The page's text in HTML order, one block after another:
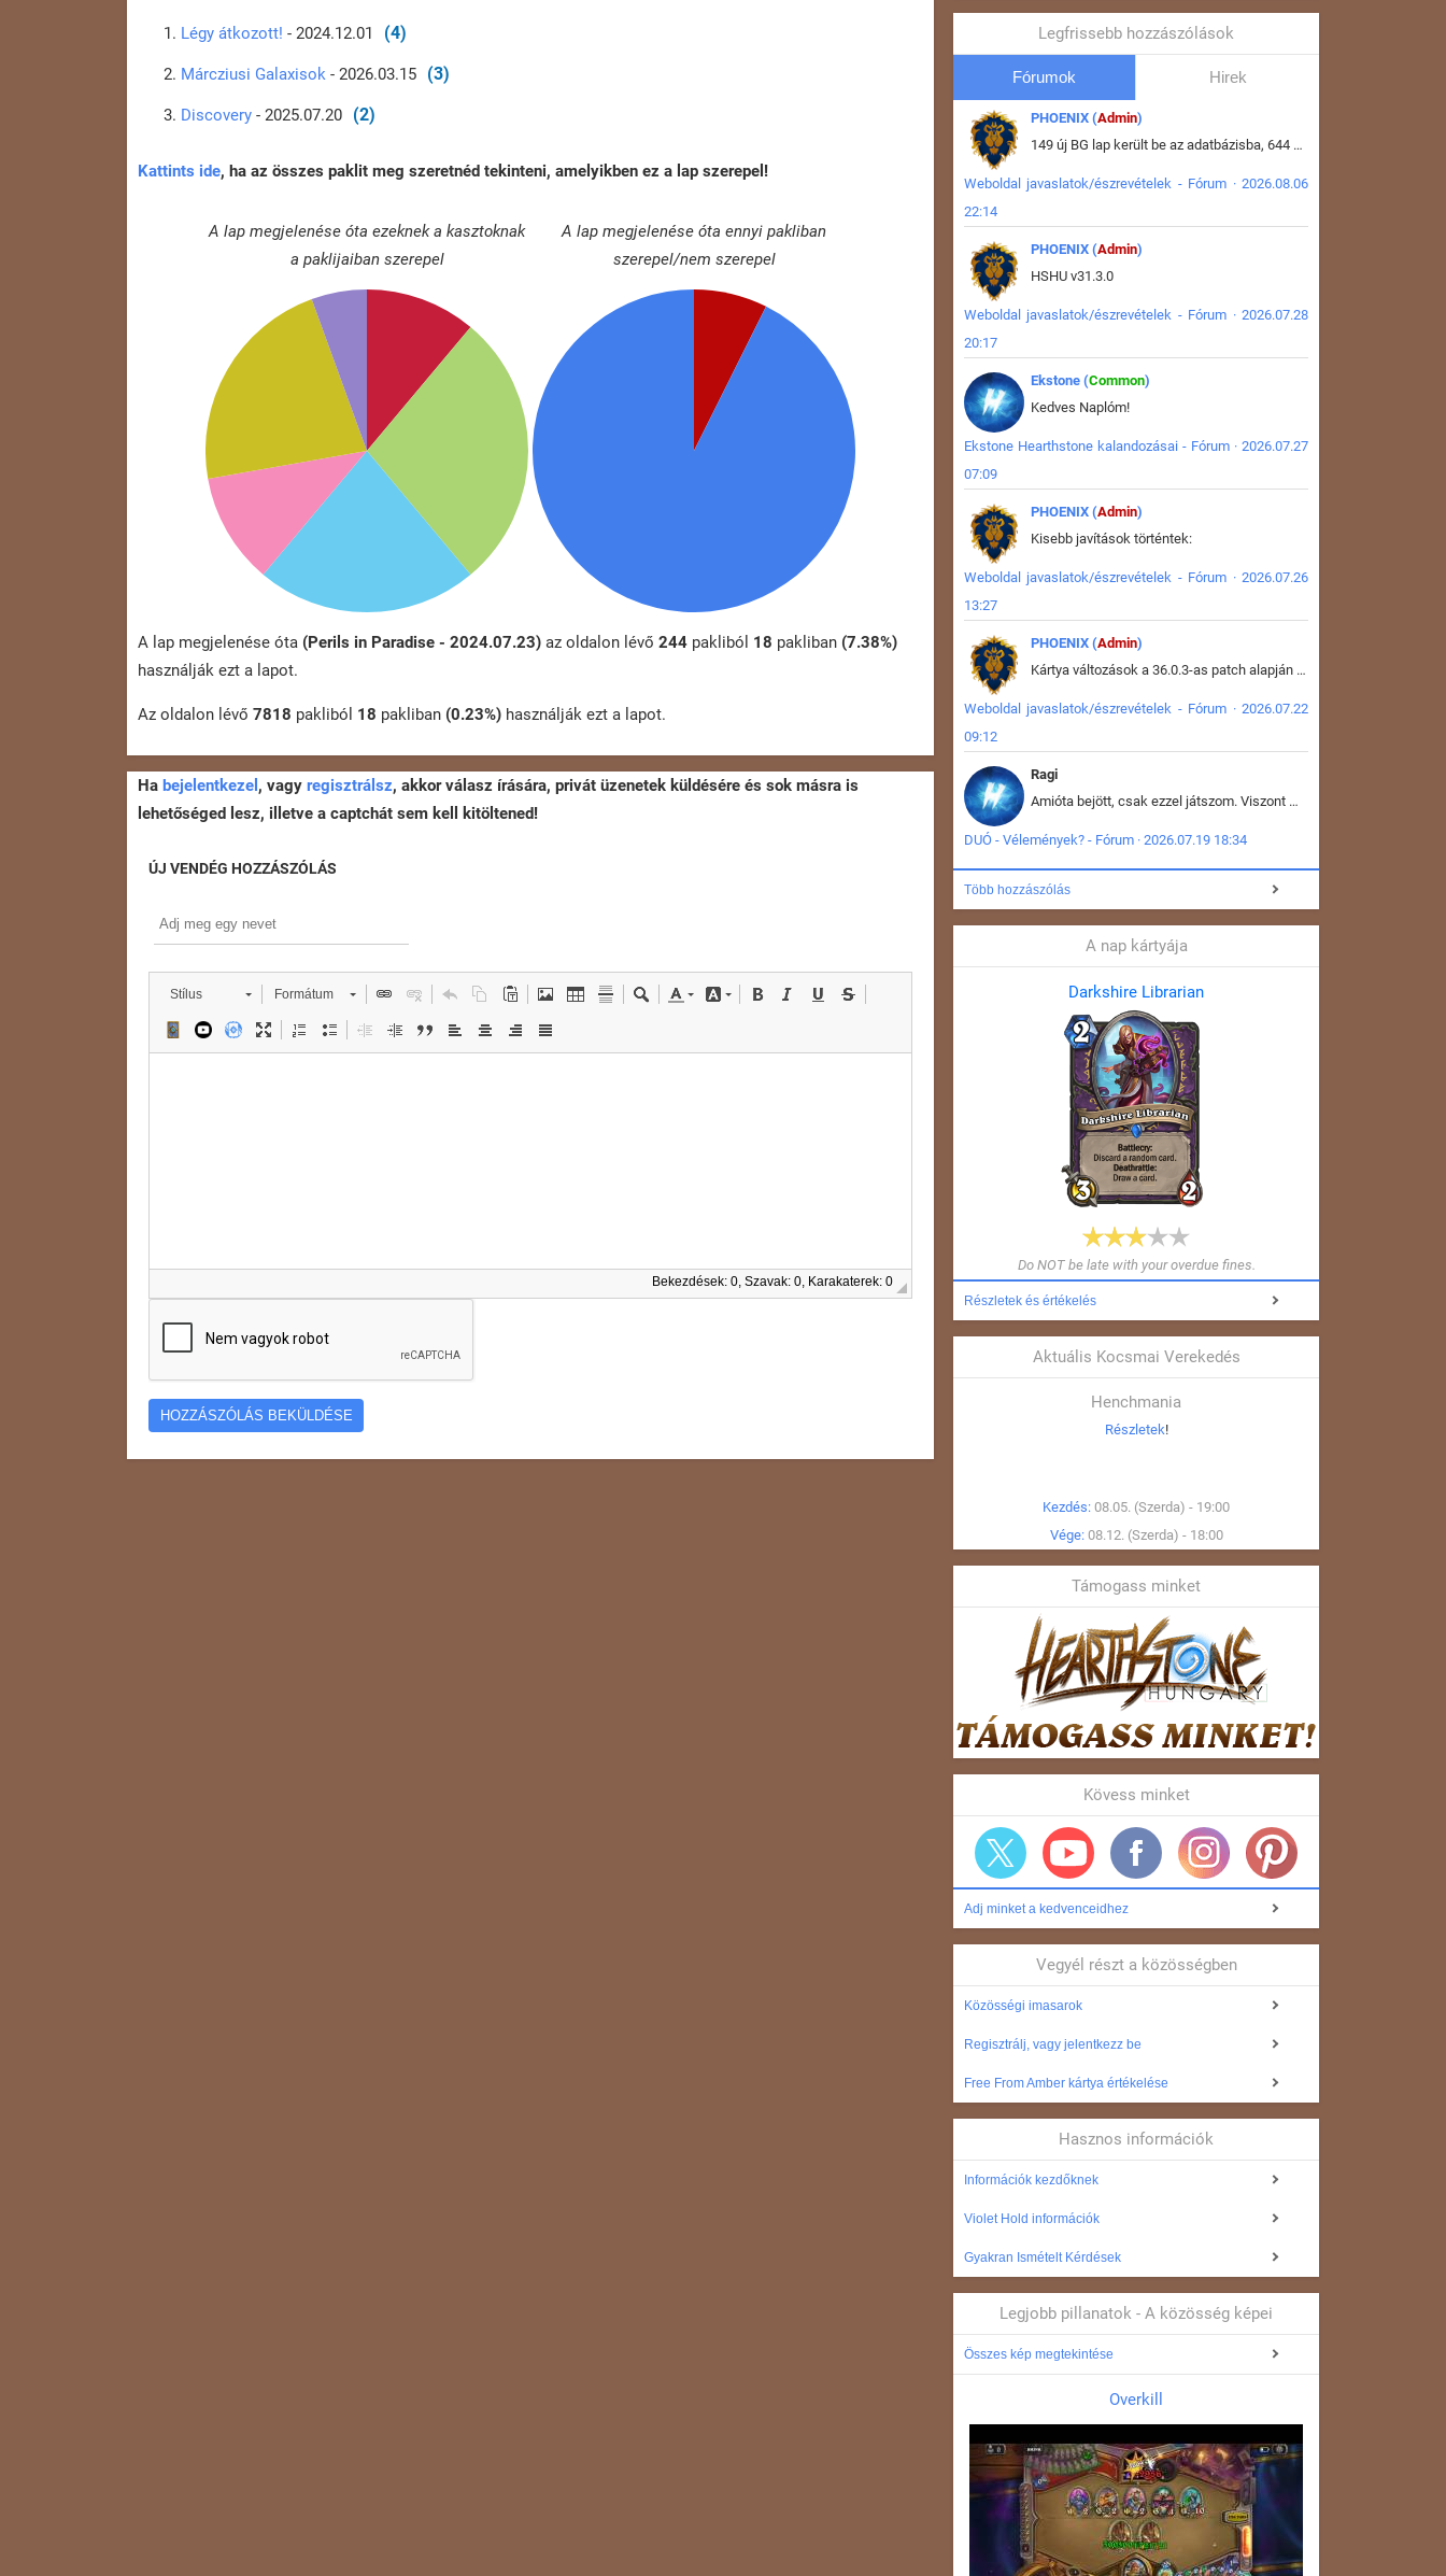
Légy átkozott! - 2024.12.01 (4)
Márcziusi Galaxisok - 2026.03.15 (3)
Discovery - 2025.07.20 (2)
Kattints ide, ha az összes paklit meg szeretnéd tekinteni, amelyikben ez a lap szerepel!
A lap megjelenése óta ezeknek a kasztoknak
a paklijaiban szerepel
A lap megjelenése óta ennyi pakliban
szerepel/nem szerepel
A lap megjelenése óta (Perils in Paradise - 2024.07.23) az oldalon lévő 244 pakliból 18 pakliban (7.38%)
használják ezt a lapot.
Az oldalon lévő 7818 pakliból 18 pakliban (0.23%) használják ezt a lapot.
Ha bejelentkezel , vagy regisztrálsz, akkor válasz írására, privát üzenetek küldésére és sok másra is
lehetőséged lesz, illetve a captchát sem kell kitöltened!
ÚJ VENDÉG HOZZÁSZÓLÁS
Stílus Formátum
Bekezdések: 0, Szavak: 0, Karakaterek: 0
Legfrissebb hozzászólások
Fórumok Hirek
PHOENIX (Admin)
149 új BG lap került be az adatbázisba, 644 db meglévő BG lap módosult, bekerültek az új képek a megváltozott lapokhoz is.
Weboldal javaslatok/észrevételek - Fórum · 2026.08.06
22:14
PHOENIX (Admin)
HSHU v31.3.0
Weboldal javaslatok/észrevételek - Fórum · 2026.07.28
20:17
Ekstone (Common)
Kedves Naplóm!
Ekstone Hearthstone kalandozásai - Fórum · 2026.07.27
07:09
PHOENIX (Admin)
Kisebb javítások történtek:
Weboldal javaslatok/észrevételek - Fórum · 2026.07.26
13:27
PHOENIX (Admin)
Kártya változások a 36.0.3-as patch alapján frissítve az adatbázisban (képek is cserélve).
Weboldal javaslatok/észrevételek - Fórum · 2026.07.22
09:12
Ragi
Amióta bejött, csak ezzel játszom. Viszont mint minden más - akár az alapjáték is, ez is baromira összetett lett. Néha már pár kör után is esélytelen az egész. Vagy irreállisan túltápol valaki, vagy lelép a partner, vagy csak hülye mint a segg. És amikor eljönne az én időm, na akkor jön el mindenki másé is. Engem jobban érdekelne, hogy ki milyen ratingen szokott játszani. Na ez lenne egy érdekes adat.
DUÓ - Vélemények? - Fórum · 2026.07.19 18:34
Több hozzászólás
A nap kártyája
Darkshire Librarian
Do NOT be late with your overdue fines.
Részletek és értékelés
Aktuális Kocsmai Verekedés
Henchmania
Részletek!
Kezdés: 08.05. (Szerda) - 19:00
Vége: 08.12. (Szerda) - 18:00
Támogass minket
Kövess minket
Adj minket a kedvenceidhez
Vegyél részt a közösségben
Közösségi imasarok
Regisztrálj, vagy jelentkezz be
Free From Amber kártya értékelése
Hasznos információk
Információk kezdőknek
Violet Hold információk
Gyakran Ismételt Kérdések
Legjobb pillanatok - A közösség képei
Összes kép megtekintése
Overkill